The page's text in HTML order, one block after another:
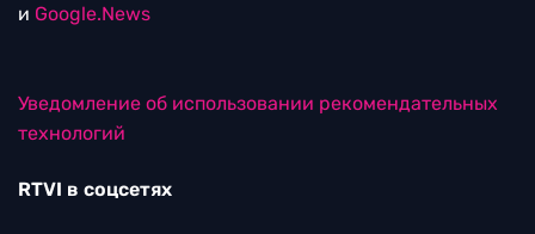
и Google.News
Уведомление об использовании рекомендательных
технологий
RTVI в соцсетях